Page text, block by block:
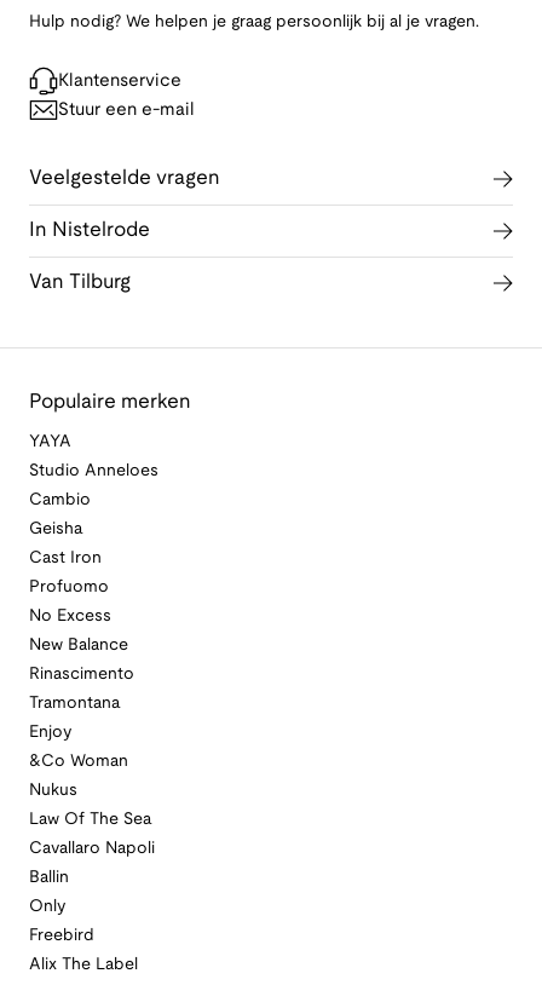
Hulp nodig? We helpen je graag persoonlijk bij al je vragen.
Klantenservice
Stuur een e-mail
Veelgestelde vragen
In Nistelrode
Van Tilburg
Populaire merken
YAYA
Studio Anneloes
Cambio
Geisha
Cast Iron
Profuomo
No Excess
New Balance
Rinascimento
Tramontana
Enjoy
&Co Woman
Nukus
Law Of The Sea
Cavallaro Napoli
Ballin
Only
Freebird
Alix The Label